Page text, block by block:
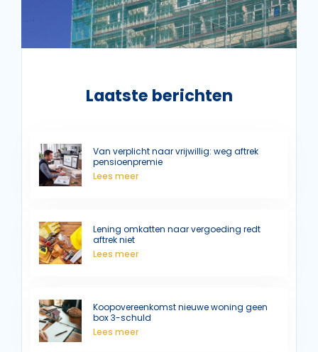
Laatste berichten
Van verplicht naar vrijwillig: weg aftrek
pensioenpremie
Lees meer
Lening omkatten naar vergoeding redt
aftrek niet
Lees meer
Koopovereenkomst nieuwe woning geen
box 3-schuld
Lees meer